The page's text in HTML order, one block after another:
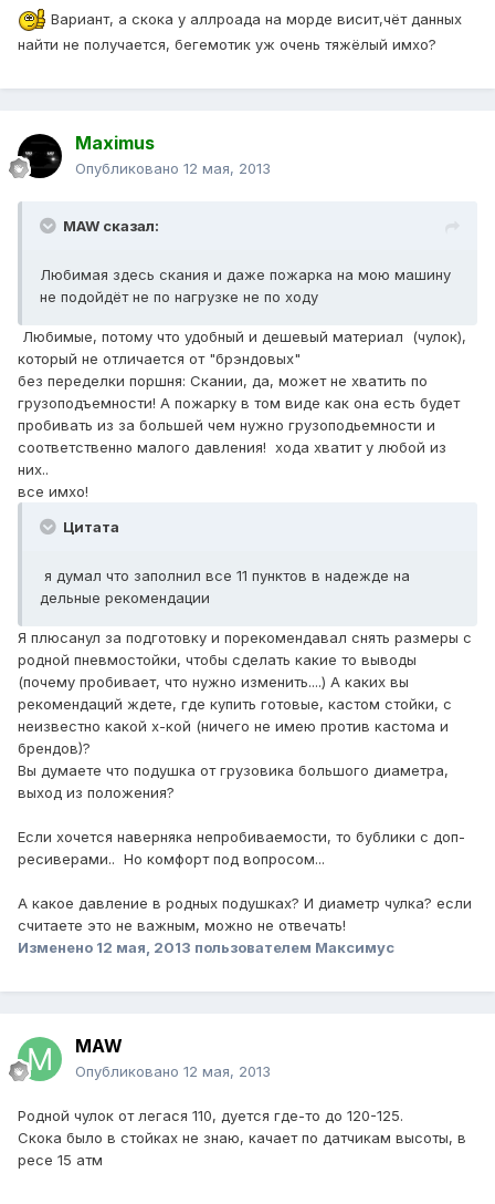
Вариант, а скока у аллроада на морде висит,чёт данных
найти не получается, бегемотик уж очень тяжёлый имхо?
Maximus
Опубликовано 12 мая, 2013
MAW сказал:
Любимая здесь скания и даже пожарка на мою машину
не подойдёт не по нагрузке не по ходу
Любимые, потому что удобный и дешевый материал (чулок),
который не отличается от "брэндовых"
без переделки поршня: Скании, да, может не хватить по
грузоподъемности! А пожарку в том виде как она есть будет
пробивать из за большей чем нужно грузоподьемности и
соответственно малого давления! хода хватит у любой из
них..
все имхо!
Цитата
я думал что заполнил все 11 пунктов в надежде на
дельные рекомендации
Я плюсанул за подготовку и порекомендавал снять размеры с
родной пневмостойки, чтобы сделать какие то выводы
(почему пробивает, что нужно изменить....) А каких вы
рекомендаций ждете, где купить готовые, кастом стойки, с
неизвестно какой х-кой (ничего не имею против кастома и
брендов)?
Вы думаете что подушка от грузовика большого диаметра,
выход из положения?
Если хочется наверняка непробиваемости, то бублики с доп-
ресиверами.. Но комфорт под вопросом...
А какое давление в родных подушках? И диаметр чулка? если
считаете это не важным, можно не отвечать!
Изменено 12 мая, 2013 пользователем Максимус
MAW
Опубликовано 12 мая, 2013
Родной чулок от легася 110, дуется где-то до 120-125.
Скока было в стойках не знаю, качает по датчикам высоты, в
ресе 15 атм